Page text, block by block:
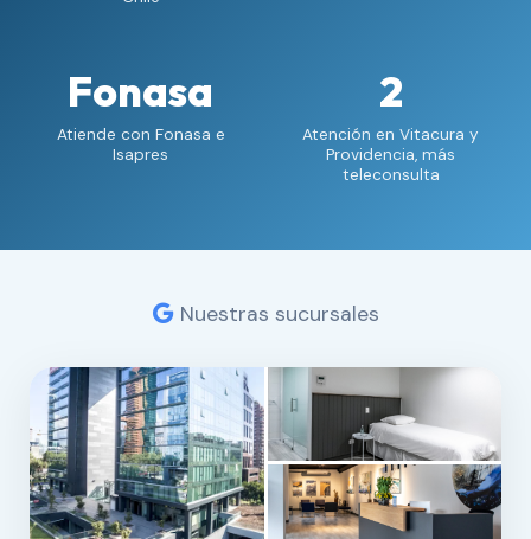
Fonasa
Atiende con Fonasa e
Isapres
2
Atención en Vitacura y
Providencia, más
teleconsulta
Nuestras sucursales